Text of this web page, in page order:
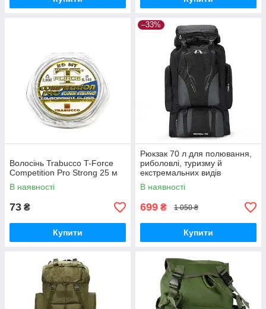
Волосінь Trabucco T-Force
Competition Pro Strong 25 м
В наявності
73 ₴
Купити
–33%
Рюкзак 70 л для полювання,
риболовлі, туризму й
екстремальних видів
відпочинку чорний
В наявності
699 ₴ 1 050 ₴
Купити